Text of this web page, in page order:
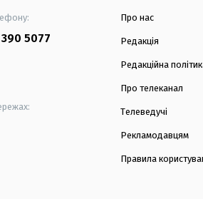
5077
Про нас
Редакція
Редакційна
Про телеканал
Телеведучі
Рекламодавцям
Правила